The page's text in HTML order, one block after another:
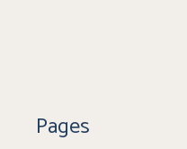
Pages